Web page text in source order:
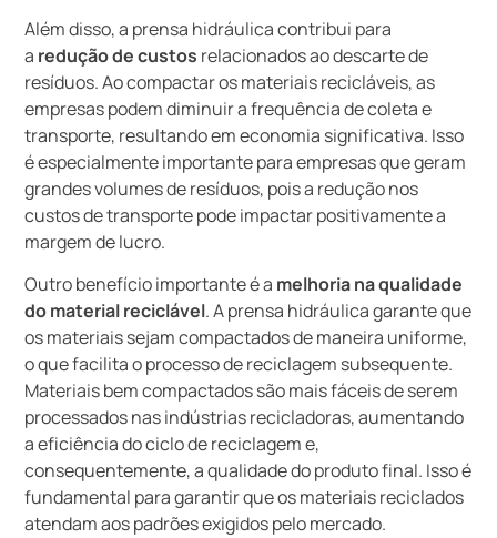
Além disso, a prensa hidráulica contribui para
a redução de custos relacionados ao descarte de
resíduos. Ao compactar os materiais recicláveis, as
empresas podem diminuir a frequência de coleta e
transporte, resultando em economia significativa. Isso
é especialmente importante para empresas que geram
grandes volumes de resíduos, pois a redução nos
custos de transporte pode impactar positivamente a
margem de lucro.
Outro benefício importante é a melhoria na qualidade
do material reciclável. A prensa hidráulica garante que
os materiais sejam compactados de maneira uniforme,
o que facilita o processo de reciclagem subsequente.
Materiais bem compactados são mais fáceis de serem
processados nas indústrias recicladoras, aumentando
a eficiência do ciclo de reciclagem e,
consequentemente, a qualidade do produto final. Isso é
fundamental para garantir que os materiais reciclados
atendam aos padrões exigidos pelo mercado.